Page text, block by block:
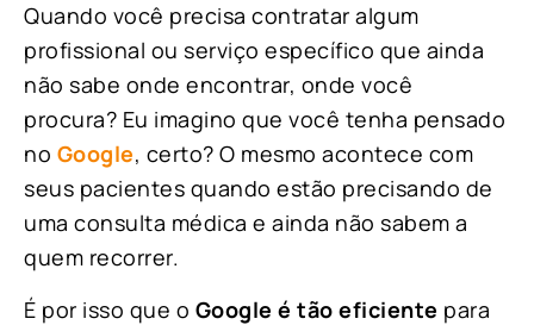
Quando você precisa contratar algum
profissional ou serviço específico que ainda
não sabe onde encontrar, onde você
procura? Eu imagino que você tenha pensado
no Google, certo? O mesmo acontece com
seus pacientes quando estão precisando de
uma consulta médica e ainda não sabem a
quem recorrer.
É por isso que o Google é tão eficiente para